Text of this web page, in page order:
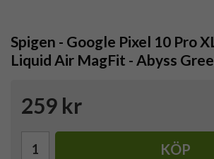
Spigen - Google Pixel 10 Pro
Liquid Air MagFit - Abyss
259 kr
KÖP